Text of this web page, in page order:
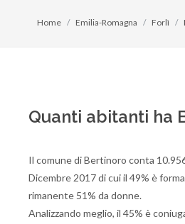
Home Emilia-Romagna Forlì
Quanti abitanti ha
Il comune di Bertinoro conta
Dicembre 2017 di cui il 49% è
rimanente 51% da donne.
Analizzando meglio, il 45% è